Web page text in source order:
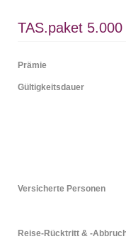
TAS.paket
Prämie
Gültigkeitsdauer
Versicherte Personen
Reise-Rücktritt & -